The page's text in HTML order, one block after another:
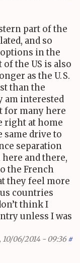
part of the
and so
in the
of the US is also
as the U. S.
than the
am interested
for many here
right at home
same drive to
separation
and there,
the French
they feel more
countries
think I
unless I was
06/2014 - 09:36 #